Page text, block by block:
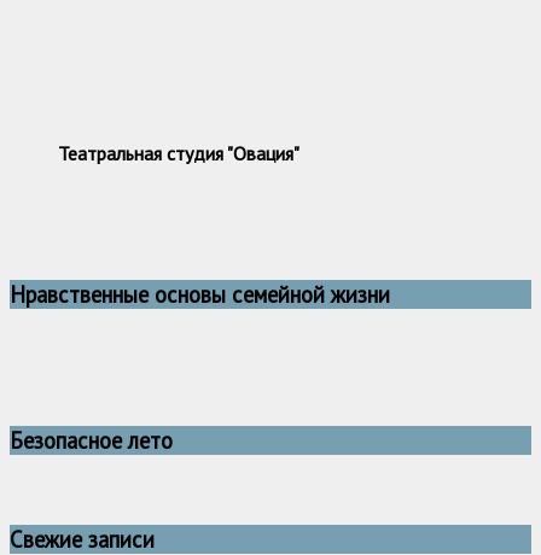
Театральная студия "Овация"
Нравственные основы семейной жизни
Безопасное лето
Свежие записи